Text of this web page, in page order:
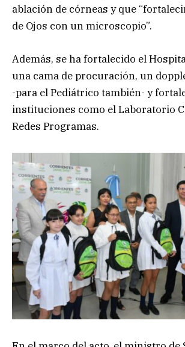
ablación de córneas y que
de Ojos con un microscopio”.
Además, se ha fortalecido el
una cama de procuración, un
-para el Pediátrico también- y
instituciones como el Laboratorio
Redes Programas.